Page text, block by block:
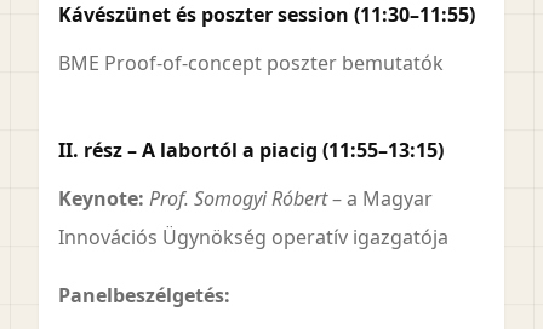
Kávészünet és poszter session (11:30–11:55)
BME Proof-of-concept poszter bemutatók
II. rész – A labortól a piacig (11:55–13:15)
Keynote: Prof. Somogyi Róbert– a Magyar
Innovációs Ügynökség operatív igazgatója
Panelbeszélgetés: